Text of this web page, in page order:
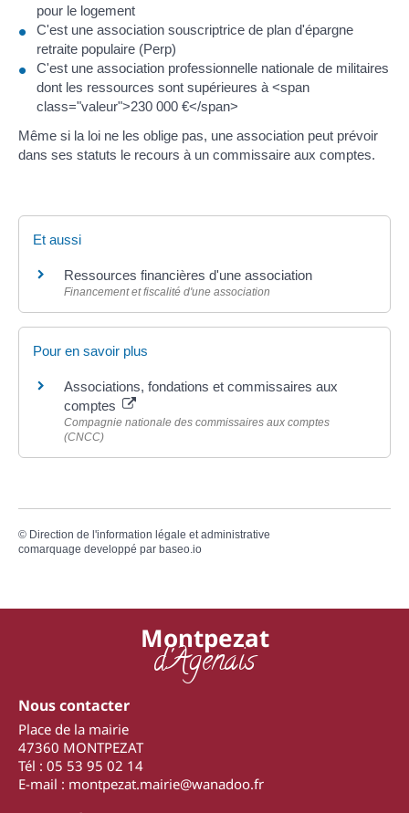
pour le logement
C'est une association souscriptrice de plan d'épargne
retraite populaire (Perp)
C'est une association professionnelle nationale de militaires
dont les ressources sont supérieures à <span
class="valeur">230 000 €</span>
Même si la loi ne les oblige pas, une association peut prévoir
dans ses statuts le recours à un commissaire aux comptes.
Et aussi
Ressources financières d'une association
Financement et fiscalité d'une association
Pour en savoir plus
Associations, fondations et commissaires aux
comptes
Compagnie nationale des commissaires aux comptes
(CNCC)
© Direction de l'information légale et administrative
comarquage developpé par baseo.io
Montpezat
d'Agenais
Nous contacter
Place de la mairie
47360 MONTPEZAT
Tél : 05 53 95 02 14
E-mail : montpezat.mairie@wanadoo.fr